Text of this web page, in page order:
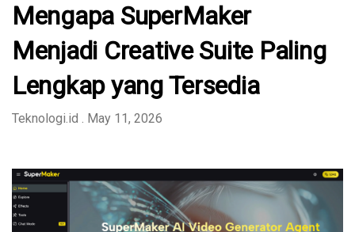
Mengapa SuperMaker
Menjadi Creative Suite Paling
Lengkap yang Tersedia
Teknologi.id . May 11, 2026